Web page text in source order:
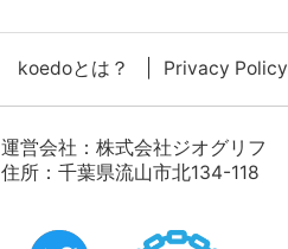
koedoとは？ Privacy Policy
運営会社： 株式会社ジオグリフ
住所：千葉県流山市北134-118